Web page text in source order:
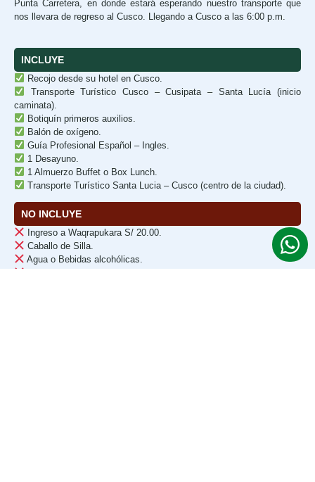
Punta Carretera, en donde estará esperando nuestro transporte que
nos llevara de regreso al Cusco. Llegando a Cusco a las 6:00 p.m.
INCLUYE
Recojo desde su hotel en Cusco.
Transporte Turístico Cusco – Cusipata – Santa Lucía (inicio
caminata).
Botiquín primeros auxilios.
Balón de oxígeno.
Guía Profesional Español – Ingles.
1 Desayuno.
1 Almuerzo Buffet o Box Lunch.
Transporte Turístico Santa Lucia – Cusco (centro de la ciudad).
NO INCLUYE
Ingreso a Waqrapukara S/ 20.00.
Caballo de Silla.
Agua o Bebidas alcohólicas.